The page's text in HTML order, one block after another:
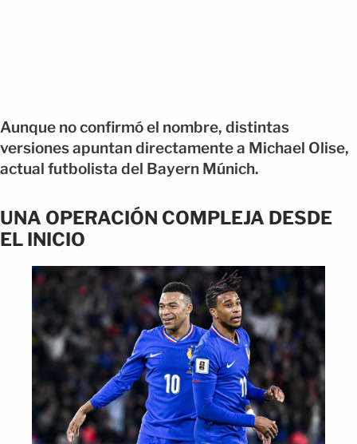
Aunque no confirmó el nombre, distintas
versiones apuntan directamente a Michael Olise,
actual futbolista del Bayern Múnich.
UNA OPERACIÓN COMPLEJA DESDE
EL INICIO